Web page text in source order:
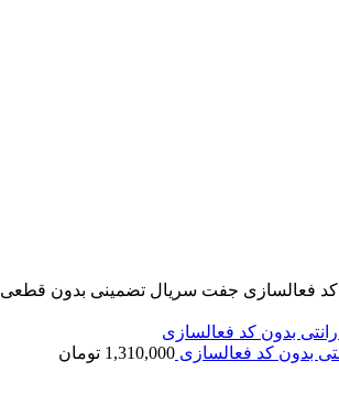
کد فعالسازی جفت سریال تضمینی بدون قطعی
1,310,000 تومان